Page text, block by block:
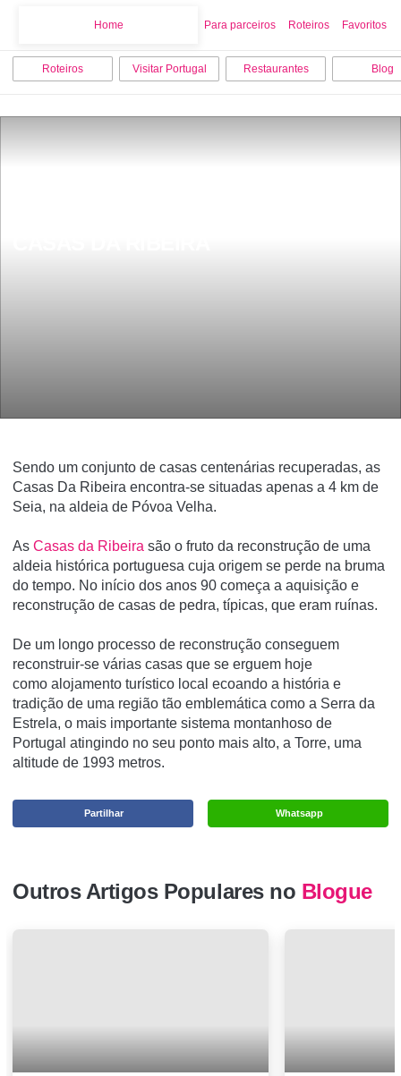
Home Para parceiros Roteiros Favoritos
Roteiros Visitar Portugal Restaurantes Blog
Sendo um conjunto de casas centenárias recuperadas, as
Casas Da Ribeira encontra-se situadas apenas a 4 km de
Seia, na aldeia de Póvoa Velha.
As Casas da Ribeira são o fruto da reconstrução de uma
aldeia histórica portuguesa cuja origem se perde na bruma
do tempo. No início dos anos 90 começa a aquisição e
reconstrução de casas de pedra, típicas, que eram ruínas.
De um longo processo de reconstrução conseguem
reconstruir-se várias casas que se erguem hoje
como alojamento turístico local ecoando a história e
tradição de uma região tão emblemática como a Serra da
Estrela, o mais importante sistema montanhoso de
Portugal atingindo no seu ponto mais alto, a Torre, uma
altitude de 1993 metros.
Whatsapp
Partilhar
Outros Artigos Populares no Blogue